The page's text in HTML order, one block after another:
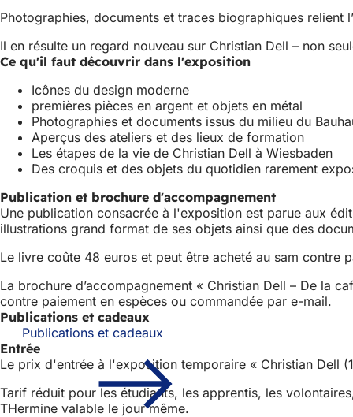
Photographies, documents et traces biographiques relient
Il en résulte un regard nouveau sur Christian Dell – non
Ce qu'il faut découvrir dans l'exposition
Icônes du design moderne
premières pièces en argent et objets en métal
Photographies et documents issus du milieu du
Aperçus des ateliers et des lieux de formation
Les étapes de la vie de Christian Dell à Wiesbaden
Des croquis et des objets du quotidien rarement
Publication et brochure d'accompagnement
Une publication consacrée à l'exposition est parue aux
illustrations grand format de ses objets ainsi que des
Le livre coûte 48 euros et peut être acheté au sam contre
La brochure d’accompagnement « Christian Dell – De la
contre paiement en espèces ou commandée par e-mail.
Publications et cadeaux
Publications et cadeaux
Entrée
Le prix d'entrée à l'exposition temporaire « Christian Dell
Tarif réduit pour les étudiants, les apprentis, les
THermine valable le jour même.